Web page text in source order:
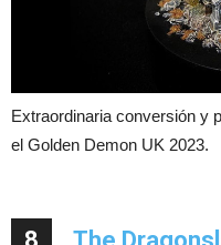
Extraordinaria conversión y
el Golden Demon UK 2023.